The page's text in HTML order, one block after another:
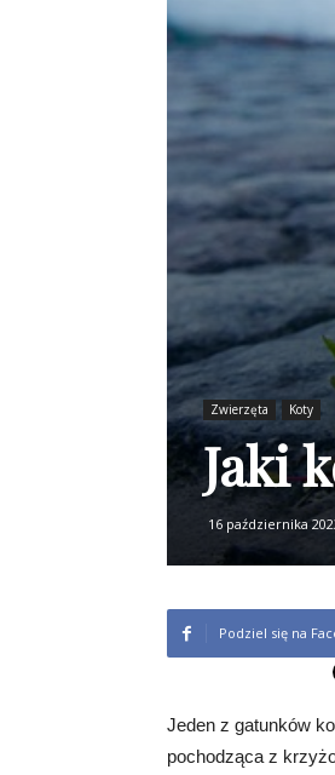
Zwierzęta Koty
Jaki
16 października
Podziel się na
Jeden z gatunków
pochodząca z